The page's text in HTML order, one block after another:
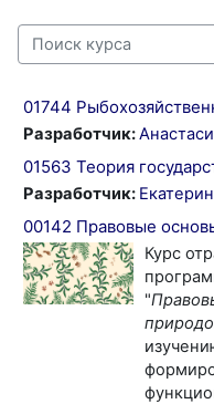
Поиск курса
01744
Разработчик:
01563 Теория
Разработчик:
00142 Правовые
Курс
"